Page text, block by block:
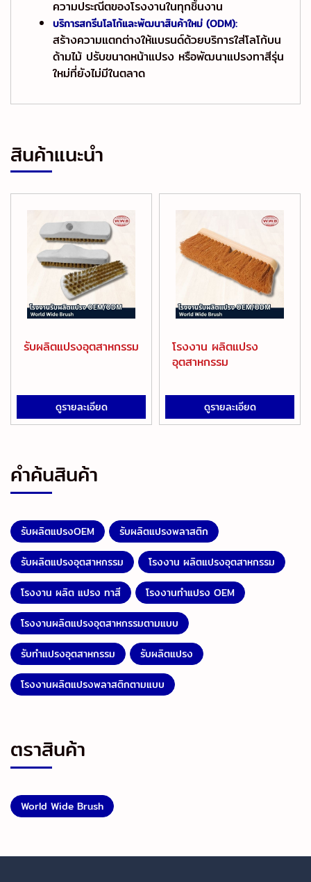
ความประณีตของโรงงานในทุกชิ้นงาน
บริการสกรีนโลโก้และพัฒนาสินค้าใหม่ (ODM):
สร้างความแตกต่างให้แบรนด์ด้วยบริการใส่โลโก้บน
ด้ามไม้ ปรับขนาดหน้าแปรง หรือพัฒนาแปรงทาสีรุ่น
ใหม่ที่ยังไม่มีในตลาด
สินค้าแนะนำ
รับผลิตแปรงอุตสาหกรรม
ดูรายละเอียด
โรงงาน ผลิตแปรง
อุตสาหกรรม
ดูรายละเอียด
คำค้นสินค้า
รับผลิตแปรงOEM
รับผลิตแปรงพลาสติก
รับผลิตแปรงอุตสาหกรรม
โรงงาน ผลิตแปรงอุตสาหกรรม
โรงงาน ผลิต แปรง ทาสี
โรงงานทำแปรง OEM
โรงงานผลิตแปรงอุตสาหกรรมตามแบบ
รับทำแปรงอุตสาหกรรม
รับผลิตแปรง
โรงงานผลิตแปรงพลาสติกตามแบบ
ตราสินค้า
World Wide Brush